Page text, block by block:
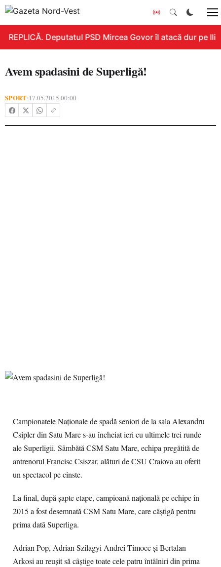
REPLICĂ. Deputatul PSD Mircea Govor îl atacă dur pe
Avem spadasini de Superligă!
SPORT•17.05.2015 00:00
Campionatele Naţionale de spadă seniori de la sala Alexandru
Csipler din Satu Mare s-au încheiat ieri cu ultimele trei runde
ale Superligii. Sâmbătă CSM Satu Mare, echipa pregătită de
antrenorul Francisc Csiszar, alături de CSU Craiova au oferit
un spectacol pe cinste.
La final, după şapte etape, campioană naţională pe echipe în
2015 a fost desemnată CSM Satu Mare, care câştigă pentru
prima dată Superliga.
Adrian Pop, Adrian Szilagyi Andrei Timoce şi Bertalan
Arkosi au reuşit să câştige toate cele patru întâlniri din prima